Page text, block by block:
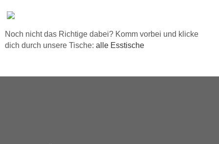
Noch nicht das Richtige dabei? Komm vorbei und klicke
dich durch unsere Tische: alle Esstische